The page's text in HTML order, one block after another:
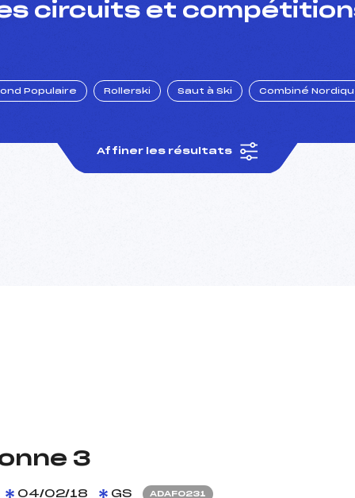
circuits et
Populaire Rollerski Saut à Ski Combiné
Affiner les résultats
3
04/02/18 GS ADAF0231